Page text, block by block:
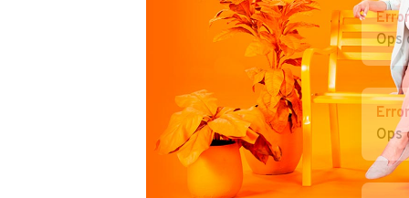
Error
Ops
Error
Ops